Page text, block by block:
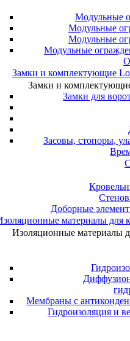
Модульные
Модульные
Модульные
Модульные
Замки и комплектующие
Замки и
Замки для
Засовы, стопоры,
Доборные
материалы для
Изоляционные материалы
Мембраны с
Гидроизоляция и